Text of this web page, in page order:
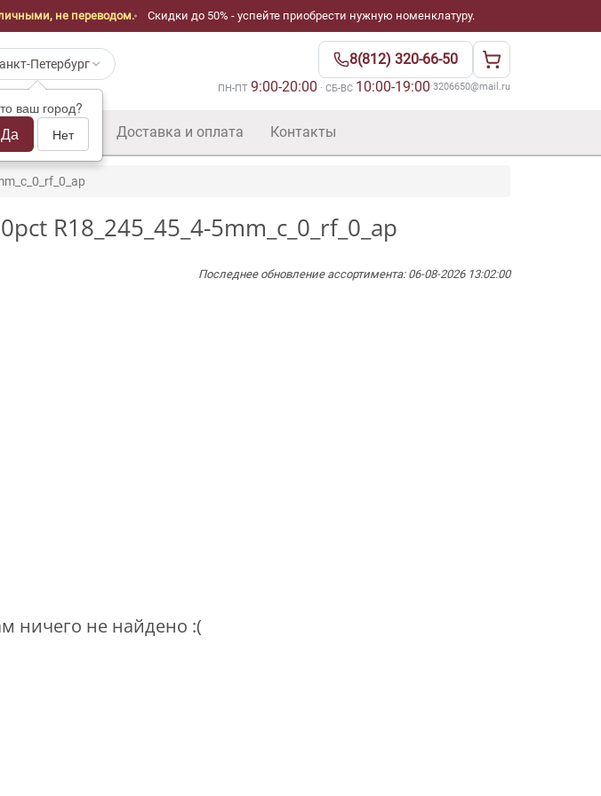
не переводом. Скидки до 50% - успейте приобрести нужную номенклатуру.
Петербург
ваш город?
Да Нет
8(812) 320-66-50
ПН-ПТ 9:00-20:00 · СБ-ВС 10:00-19:00·3206650@mail.ru
б/у оптом Доставка и оплата Контакты
R18_245_45_4-5mm_c_0_rf_0_ap
Последнее обновление ассортимента: 06-08-2026 13:02:00
ничего не найдено :(